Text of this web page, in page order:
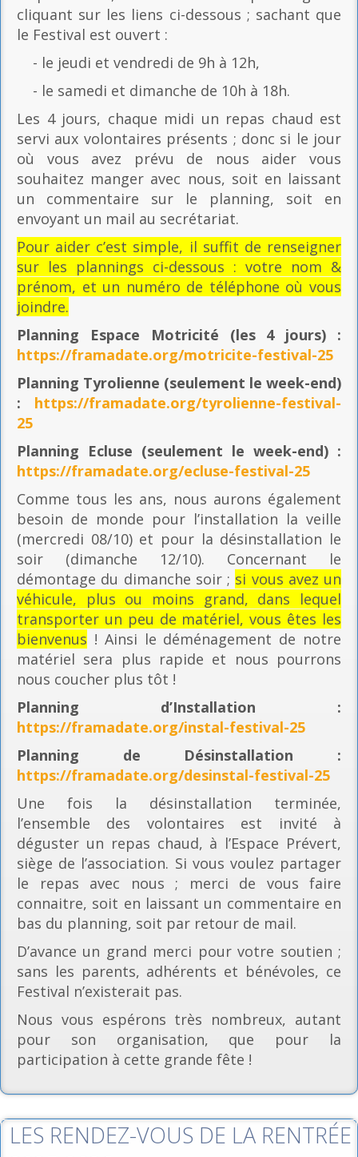
cliquant sur les liens ci-dessous ; sachant que
le Festival est ouvert :
- le jeudi et vendredi de 9h à 12h,
- le samedi et dimanche de 10h à 18h.
Les 4 jours, chaque midi un repas chaud est
servi aux volontaires présents ; donc si le jour
où vous avez prévu de nous aider vous
souhaitez manger avec nous, soit en laissant
un commentaire sur le planning, soit en
envoyant un mail au secrétariat.
Pour aider c’est simple, il suffit de renseigner
sur les plannings ci-dessous : votre nom &
prénom, et un numéro de téléphone où vous
joindre.
Planning Espace Motricité (les 4 jours) :
https://framadate.org/motricite-festival-25
Planning Tyrolienne (seulement le week-end)
: https://framadate.org/tyrolienne-festival-
25
Planning Ecluse (seulement le week-end) :
https://framadate.org/ecluse-festival-25
Comme tous les ans, nous aurons également
besoin de monde pour l’installation la veille
(mercredi 08/10) et pour la désinstallation le
soir (dimanche 12/10). Concernant le
démontage du dimanche soir ; si vous avez un
véhicule, plus ou moins grand, dans lequel
transporter un peu de matériel, vous êtes les
bienvenus ! Ainsi le déménagement de notre
matériel sera plus rapide et nous pourrons
nous coucher plus tôt !
Planning d’Installation :
https://framadate.org/instal-festival-25
Planning de Désinstallation :
https://framadate.org/desinstal-festival-25
Une fois la désinstallation terminée,
l’ensemble des volontaires est invité à
déguster un repas chaud, à l’Espace Prévert,
siège de l’association. Si vous voulez partager
le repas avec nous ; merci de vous faire
connaitre, soit en laissant un commentaire en
bas du planning, soit par retour de mail.
D’avance un grand merci pour votre soutien ;
sans les parents, adhérents et bénévoles, ce
Festival n’existerait pas.
Nous vous espérons très nombreux, autant
pour son organisation, que pour la
participation à cette grande fête !
LES RENDEZ-VOUS DE LA RENTRÉE